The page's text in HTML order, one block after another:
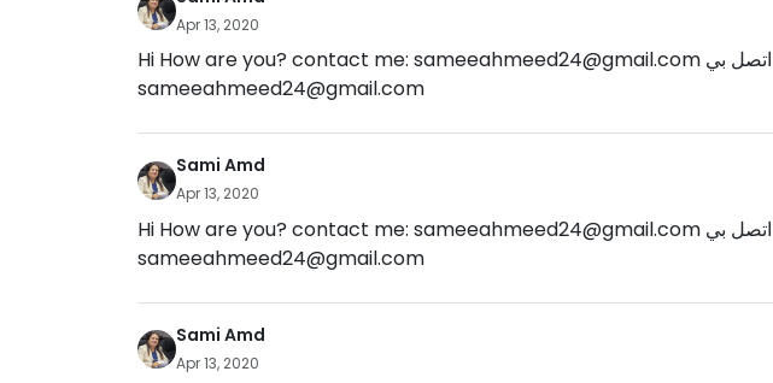
Apr 13, 2020
Hi How are you? contact me: sameeahmeed24@gmail.com
sameeahmeed24@gmail.com
Sami Amd
Apr 13, 2020
Hi How are you? contact me: sameeahmeed24@gmail.com
sameeahmeed24@gmail.com
Sami Amd
Apr 13, 2020